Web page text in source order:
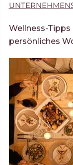
Wellness-
persönliches